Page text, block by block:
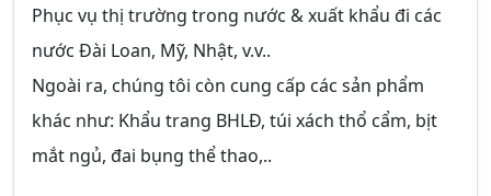
Phục vụ thị trường trong nước & xuất khẩu đi các
nước Đài Loan, Mỹ, Nhật, v.v..
Ngoài ra, chúng tôi còn cung cấp các sản phẩm
khác như: Khẩu trang BHLĐ, túi xách thổ cẩm, bịt
mắt ngủ, đai bụng thể thao,..